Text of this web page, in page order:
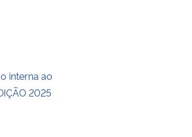
interna ao
2025